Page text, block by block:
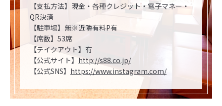
【支払方法】現金・各種クレジット・電子マネー・
QR決済
【駐車場】無※近隣有料P有
【席数】53席
【テイクアウト】有
【公式サイト】 http://s88.co.jp/
【公式SNS】 https://www.instagram.com/